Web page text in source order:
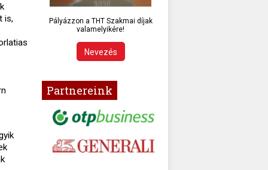
is,
Pályázzon a THT Szakmai díjak
valamelyikére!
Nevezés
Partnereink